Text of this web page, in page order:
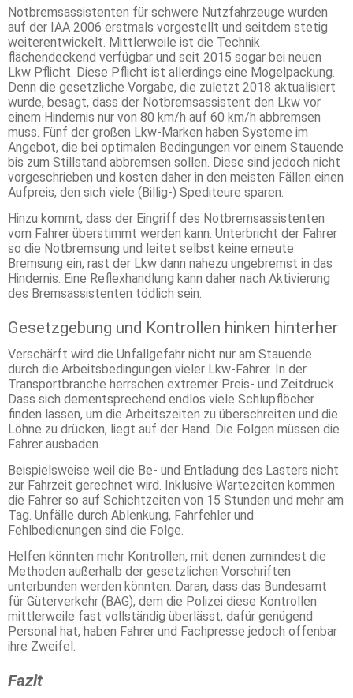
Notbremsassistenten für schwere Nutzfahrzeuge wurden
auf der IAA 2006 erstmals vorgestellt und seitdem stetig
weiterentwickelt. Mittlerweile ist die Technik
flächendeckend verfügbar und seit 2015 sogar bei neuen
Lkw Pflicht. Diese Pflicht ist allerdings eine Mogelpackung.
Denn die gesetzliche Vorgabe, die zuletzt 2018 aktualisiert
wurde, besagt, dass der Notbremsassistent den Lkw vor
einem Hindernis nur von 80 km/h auf 60 km/h abbremsen
muss. Fünf der großen Lkw-Marken haben Systeme im
Angebot, die bei optimalen Bedingungen vor einem Stauende
bis zum Stillstand abbremsen sollen. Diese sind jedoch nicht
vorgeschrieben und kosten daher in den meisten Fällen einen
Aufpreis, den sich viele (Billig-) Spediteure sparen.
Hinzu kommt, dass der Eingriff des Notbremsassistenten
vom Fahrer überstimmt werden kann. Unterbricht der Fahrer
so die Notbremsung und leitet selbst keine erneute
Bremsung ein, rast der Lkw dann nahezu ungebremst in das
Hindernis. Eine Reflexhandlung kann daher nach Aktivierung
des Bremsassistenten tödlich sein.
Gesetzgebung und Kontrollen hinken hinterher
Verschärft wird die Unfallgefahr nicht nur am Stauende
durch die Arbeitsbedingungen vieler Lkw-Fahrer. In der
Transportbranche herrschen extremer Preis- und Zeitdruck.
Dass sich dementsprechend endlos viele Schlupflöcher
finden lassen, um die Arbeitszeiten zu überschreiten und die
Löhne zu drücken, liegt auf der Hand. Die Folgen müssen die
Fahrer ausbaden.
Beispielsweise weil die Be- und Entladung des Lasters nicht
zur Fahrzeit gerechnet wird. Inklusive Wartezeiten kommen
die Fahrer so auf Schichtzeiten von 15 Stunden und mehr am
Tag. Unfälle durch Ablenkung, Fahrfehler und
Fehlbedienungen sind die Folge.
Helfen könnten mehr Kontrollen, mit denen zumindest die
Methoden außerhalb der gesetzlichen Vorschriften
unterbunden werden könnten. Daran, dass das Bundesamt
für Güterverkehr (BAG), dem die Polizei diese Kontrollen
mittlerweile fast vollständig überlässt, dafür genügend
Personal hat, haben Fahrer und Fachpresse jedoch offenbar
ihre Zweifel.
Fazit